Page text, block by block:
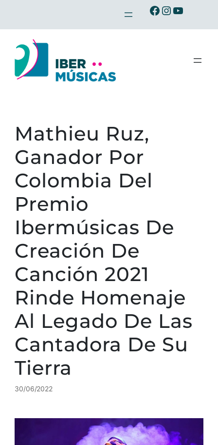
contenido
Ibermusicas en Facebook
Ibermusicas en Instagram
Ibermusicas en Youtube
Mathieu Ruz,
Ganador Por
Colombia Del
Premio
Ibermúsicas De
Creación De
Canción 2021
Rinde Homenaje
Al Legado De Las
Cantadora De Su
Tierra
30/06/2022